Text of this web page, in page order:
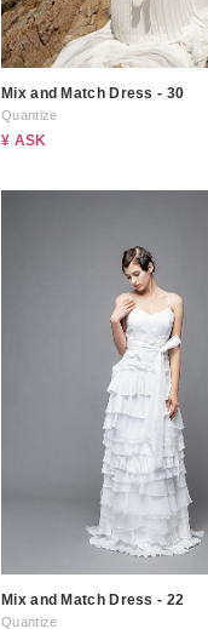
Mix and Match Dress - 30
Quantize
¥ ASK
Mix and Match Dress - 22
Quantize